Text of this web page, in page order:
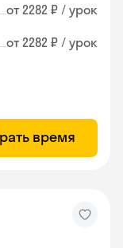
от 2282 ₽ / урок
от 2282 ₽ / урок
время